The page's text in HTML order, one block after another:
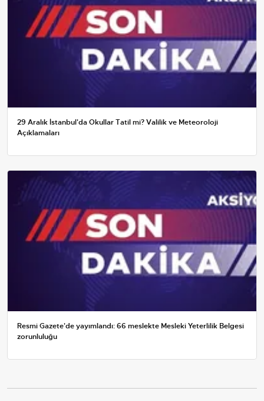
29 Aralık İstanbul'da Okullar Tatil mi? Valilik ve Meteoroloji
Açıklamaları
Resmi Gazete'de yayımlandı: 66 meslekte Mesleki Yeterlilik Belgesi
zorunluluğu